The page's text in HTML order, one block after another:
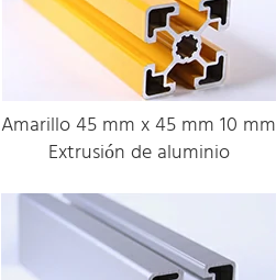
Amarillo 45 mm x 45 mm 10 mm
Extrusión de aluminio